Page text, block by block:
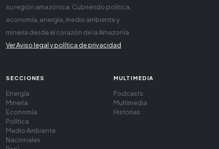
su región amazónica. Cubriendo política,
economía, energía, medio ambiente y
minería desde el corazón de la Amazonía
Ver Aviso legal y política de privacidad
SECCIONES
Energía
Minería
Economía
Política
Medio Ambiente
Nacionales
MULTIMEDIA
Podcasts
Multimedia
Historias